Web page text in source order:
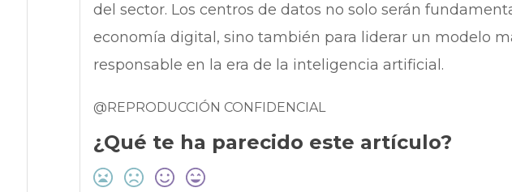
del sector. Los centros de datos no solo serán
economía digital, sino también para liderar un modelo
responsable en la era de la inteligencia artificial.
@REPRODUCCIÓN CONFIDENCIAL
¿Qué te ha parecido este artículo?